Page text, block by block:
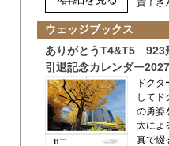
貴子さ
ウェッジブックス
ありがとうT4&T5 923
引退記念カレンダー
ドク
してド
の勇姿
太によ
真で綴